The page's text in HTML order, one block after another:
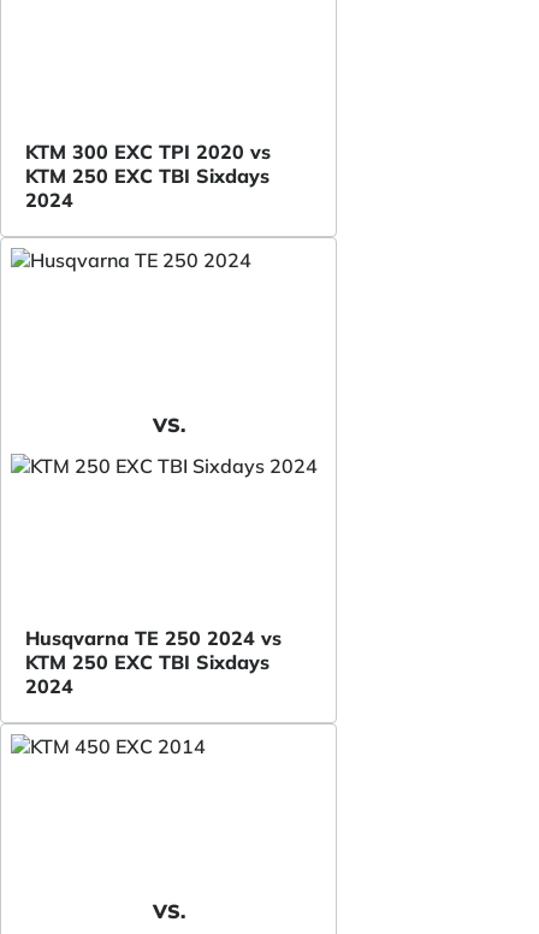
KTM 300 EXC TPI 2020 vs
KTM 250 EXC TBI Sixdays
2024
VS.
Husqvarna TE 250 2024 vs
KTM 250 EXC TBI Sixdays
2024
VS.